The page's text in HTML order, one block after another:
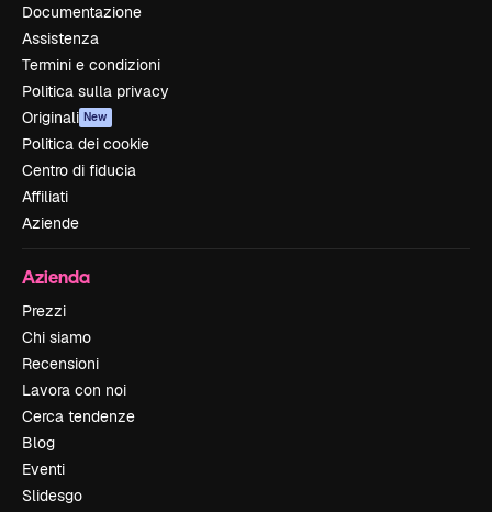
Documentazione
Assistenza
Termini e condizioni
Politica sulla privacy
Originali New
Politica dei cookie
Centro di fiducia
Affiliati
Aziende
Azienda
Prezzi
Chi siamo
Recensioni
Lavora con noi
Cerca tendenze
Blog
Eventi
Slidesgo